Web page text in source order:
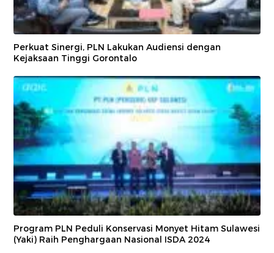
Perkuat Sinergi, PLN Lakukan Audiensi dengan
Kejaksaan Tinggi Gorontalo
Program PLN Peduli Konservasi Monyet Hitam Sulawesi
(Yaki) Raih Penghargaan Nasional ISDA 2024